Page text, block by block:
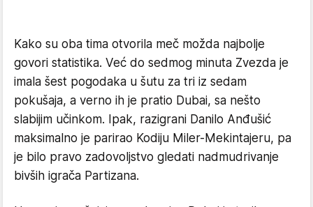
Kako su oba tima otvorila meč možda najbolje
govori statistika. Već do sedmog minuta Zvezda je
imala šest pogodaka u šutu za tri iz sedam
pokušaja, a verno ih je pratio Dubai, sa nešto
slabijim učinkom. Ipak, razigrani Danilo Anđušić
maksimalno je parirao Kodiju Miler-Mekintajeru, pa
je bilo pravo zadovoljstvo gledati nadmudrivanje
bivših igrača Partizana.